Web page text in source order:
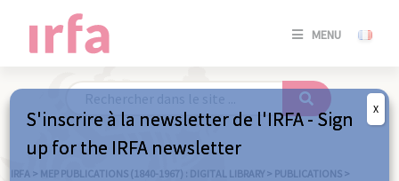
MENU
SE
/
IRFA > MEP PUBLICATIONS (1840-1967) : DIGITAL LIBRARY > PUBLICATIONS >
S'inscrire à la newsletter de l'IRFA - Sign
up for the IRFA newsletter
X